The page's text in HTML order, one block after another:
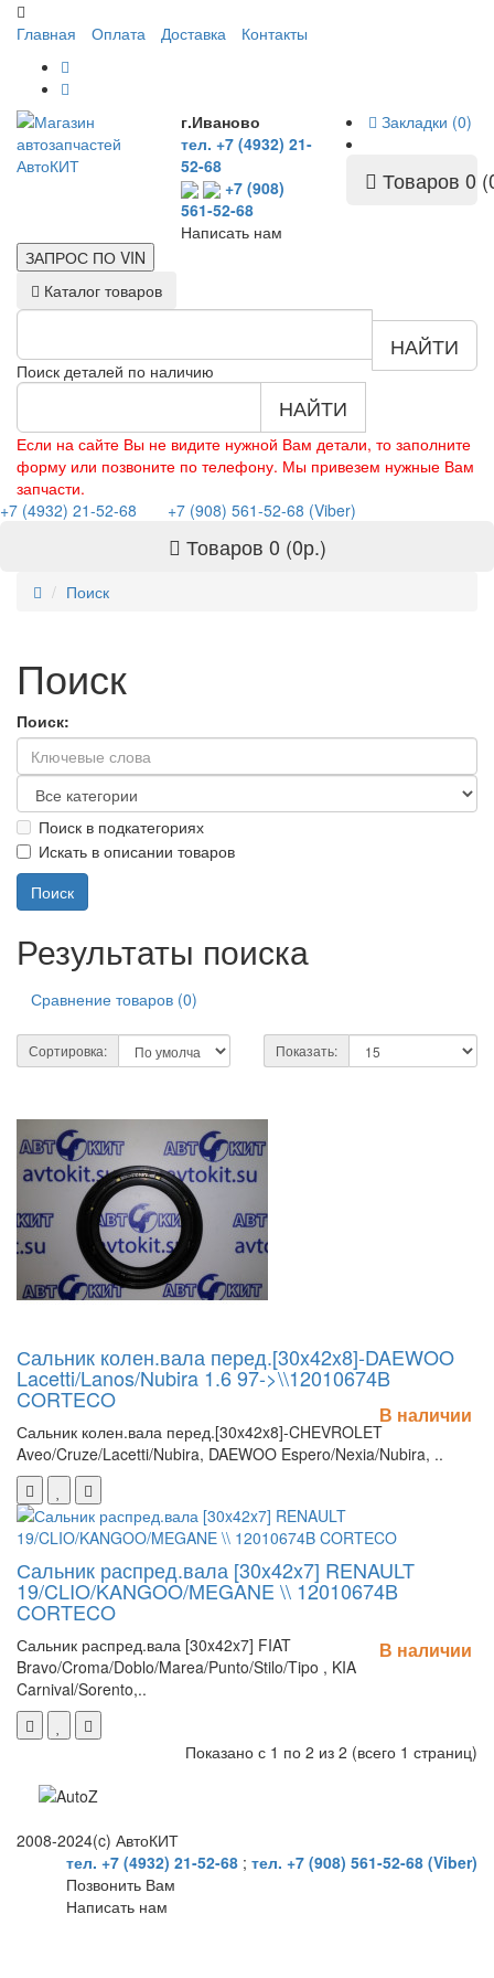
Главная Оплата Доставка Контакты
г.Иваново
тел. +7 (4932) 21-
52-68
+7 (908)
561-52-68
Написать нам
Закладки (0)
Товаров 0
ЗАПРОС ПО VIN
Каталог товаров
Поиск деталей по наличию
НАЙТИ
НАЙТИ
Если на сайте Вы не видите нужной Вам детали, то заполните
форму или позвоните по телефону. Мы привезем нужные Вам
запчасти.
+7 (4932) 21-52-68
+7 (908) 561-52-68 (Viber)
Товаров 0 (0р.)
Поиск
Поиск
Поиск:
Поиск в подкатегориях
Искать в описании товаров
Результаты поиска
Сравнение товаров (0)
Сортировка: Показать:
Сальник колен.вала перед.[30x42x8]-DAEWOO
Lacetti/Lanos/Nubira 1.6 97->\\12010674B
CORTECO
Сальник колен.вала перед.[30x42x8]-CHEVROLET
Aveo/Cruze/Lacetti/Nubira, DAEWOO Espero/Nexia/Nubira, ..
В наличии
Сальник распред.вала [30x42x7] RENAULT
19/CLIO/KANGOO/MEGANE \\ 12010674B
CORTECO
Сальник распред.вала [30x42x7] FIAT
Bravo/Croma/Doblo/Marea/Punto/Stilo/Tipo , KIA
Carnival/Sorento,..
В наличии
Показано с 1 по 2 из 2 (всего 1 страниц)
2008-2024(c) АвтоКИТ
тел. +7 (4932) 21-52-68 ; тел. +7 (908) 561-52-68 (Viber)
Позвонить Вам
Написать нам